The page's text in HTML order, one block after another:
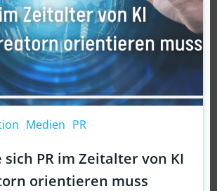
Medien PR
sich PR im Zeitalter von KI
orientieren muss